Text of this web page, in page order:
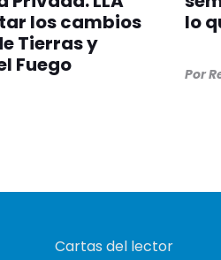
los cambios
Tierras y
Fuego
lo
Por
Cartas del lector